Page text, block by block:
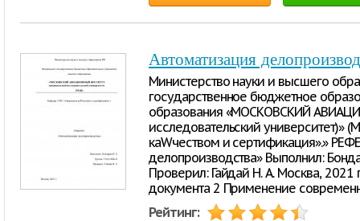
Автоматизация
Министерство науки и высшего
государственное бюджетное
образования «МОСКОВСКИЙ
исследовательский университет)»
каWчеством и сертификация».»
делопроизводства» Выполнил:
Проверил: Гайдай Н. А. Москва,
документа 2 Применение
Рейтинг: